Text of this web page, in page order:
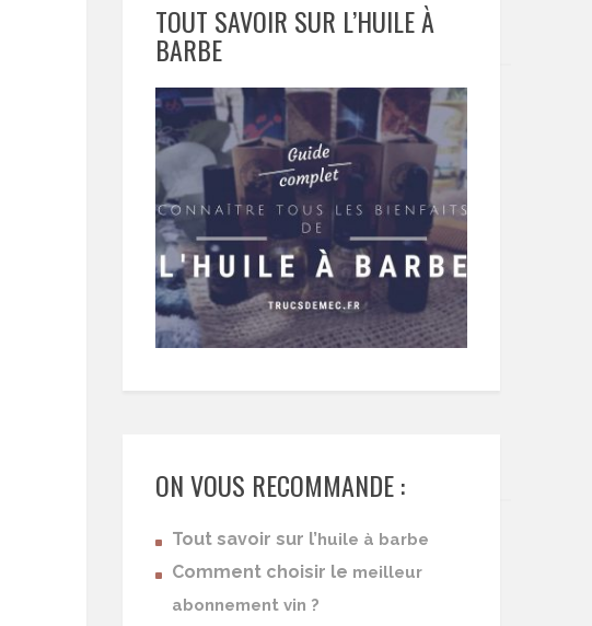
TOUT SAVOIR SUR L’HUILE À
BARBE
ON VOUS RECOMMANDE :
Tout savoir sur l’ huile à barbe
Comment choisir le meilleur
abonnement vin ?